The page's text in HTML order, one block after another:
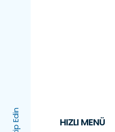
HIZLI MENÜ